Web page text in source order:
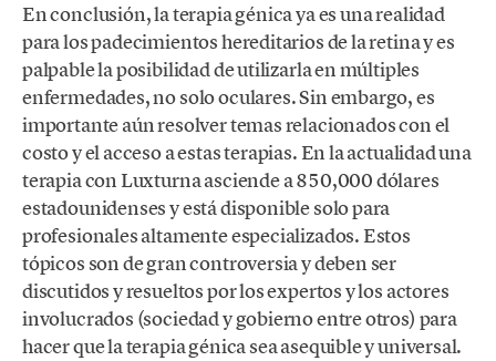
En conclusión, la terapia génica ya es una realidad
para los padecimientos hereditarios de la retina y es
palpable la posibilidad de utilizarla en múltiples
enfermedades, no solo oculares. Sin embargo, es
importante aún resolver temas relacionados con el
costo y el acceso a estas terapias. En la actualidad una
terapia con Luxturna asciende a 850,000 dólares
estadounidenses y está disponible solo para
profesionales altamente especializados. Estos
tópicos son de gran controversia y deben ser
discutidos y resueltos por los expertos y los actores
involucrados (sociedad y gobierno entre otros) para
hacer que la terapia génica sea asequible y universal.